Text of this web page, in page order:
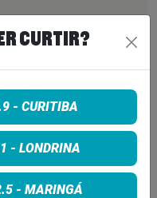
de 2026
CURTIR?
- CURITIBA
- LONDRINA
- MARINGÁ